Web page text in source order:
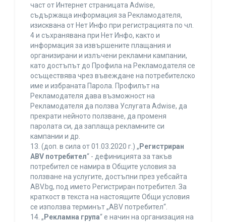
част от Интернет страницата Adwise,
съдържаща информация за Рекламодателя,
изисквана от Нет Инфо при регистрацията по чл.
4 и съхранявана при Нет Инфо, както и
информация за извършените плащания и
организирани и излъчени рекламни кампании,
като достъпът до Профила на Рекламодателя се
осъществява чрез въвеждане на потребителско
име и избраната Парола. Профилът на
Рекламодателя дава възможност на
Рекламодателя да ползва Услугата Adwise, да
прекрати нейното ползване, да променя
паролата си, да заплаща рекламните си
кампании и др.
13. (доп. в сила от 01.03.2020 г.) „ Регистриран
ABV потребител“ - дефиницията за такъв
потребител се намира в Общите условия за
ползване на услугите, достъпни през уебсайта
ABV.bg, под името Регистриран потребител. За
краткост в текста на настоящите Общи условия
се използва терминът „ABV потребител“.
14. „ Рекламна група“ е начин на организация на